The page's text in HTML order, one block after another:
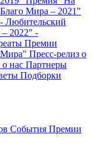
Мира – 2021"
Любительский
2022" -
Премии
Пресс-релиз о
нас Партнеры
Подборки
События Премии